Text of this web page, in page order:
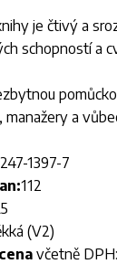
je čtivý a
schopností a
manažery a
1397-7
112
(V2)
včetně